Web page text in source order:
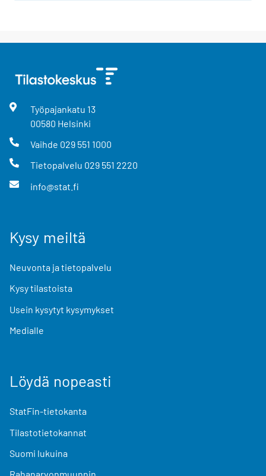
Työpajankatu 13
00580 Helsinki
Vaihde 029 551 1000
Tietopalvelu 029 551 2220
info@stat.fi
Kysy meiltä
Neuvonta ja tietopalvelu
Kysy tilastoista
Usein kysytyt kysymykset
Medialle
Löydä nopeasti
StatFin-tietokanta
Tilastotietokannat
Suomi lukuina